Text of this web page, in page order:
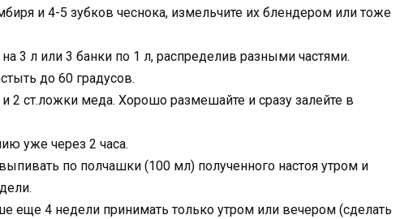
и 4-5 зубков чеснока, измельчите их блендером или тоже
3 л или 3 банки по 1 л, распределив разными частями.
до 60 градусов.
2 ст.ложки меда. Хорошо размешайте и сразу залейте в
уже через 2 часа.
по полчашки (100 мл) полученного настоя утром и
еще 4 недели принимать только утром или вечером (сделать